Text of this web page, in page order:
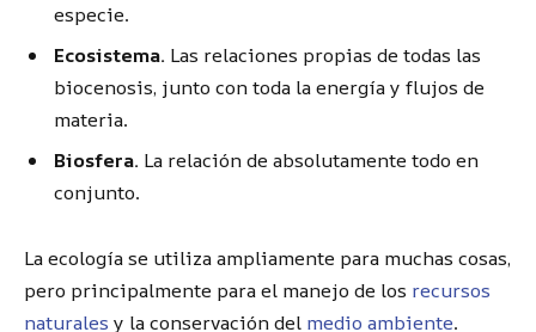
especie.
Ecosistema. Las relaciones propias de todas las
biocenosis, junto con toda la energía y flujos de
materia.
Biosfera. La relación de absolutamente todo en
conjunto.
La ecología se utiliza ampliamente para muchas cosas,
pero principalmente para el manejo de los recursos
naturales y la conservación del medio ambiente.